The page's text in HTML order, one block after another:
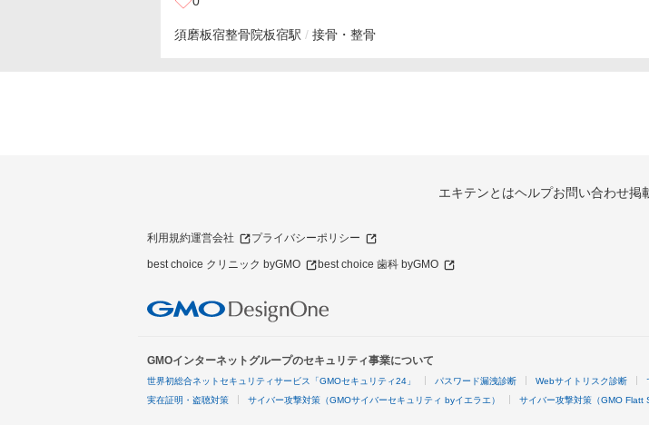
須磨板宿整骨院板宿駅 接骨・整骨
エキテンとはヘルプお問い合わせ掲
利用規約運営会社 プライバシーポリシー
best choice クリニック byGMO best choice 歯科 byGMO
GMOインターネットグループのセキュリティ事業について
世界初総合ネットセキュリティサービス「GMOセキュリティ24」 パスワード漏洩診断 Webサイトリスク診断
実在証明・盗聴対策 サイバー攻撃対策（GMOサイバーセキュリティ byイエラエ） サイバー攻撃対策（GMO Flatt